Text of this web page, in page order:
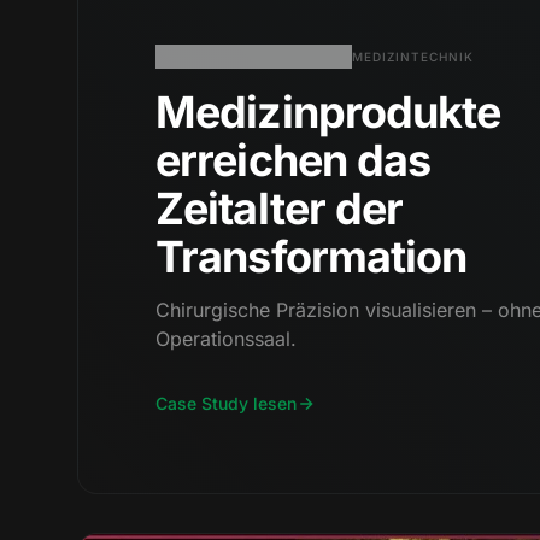
MEDIZINTECHNIK
Medizinprodukte
erreichen das
Zeitalter der
Transformation
Chirurgische Präzision visualisieren –
Operationssaal.
Case Study lesen